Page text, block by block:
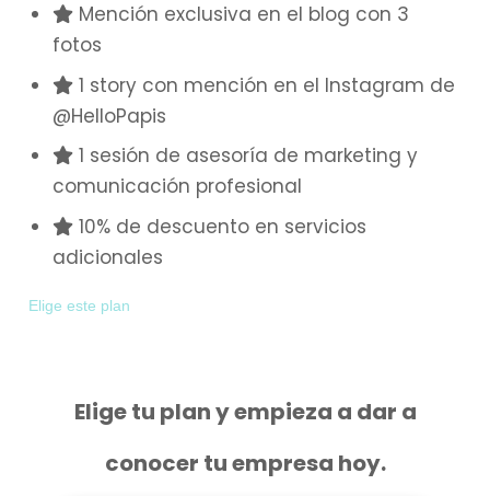
Mención exclusiva en el blog con 3
fotos
1 story con mención en el Instagram de
@HelloPapis
1 sesión de asesoría de marketing y
comunicación profesional
10% de descuento en servicios
adicionales
Elige este plan
Elige tu plan y empieza a dar a
conocer tu empresa hoy.